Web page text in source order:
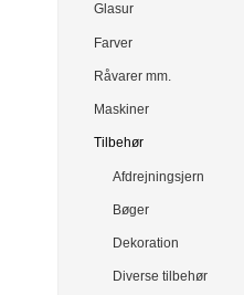
Glasur
Farver
Råvarer mm.
Maskiner
Tilbehør
Afdrejningsjern
Bøger
Dekoration
Diverse tilbehør